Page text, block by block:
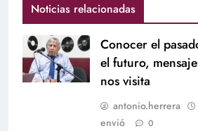
Noticias relacionadas
Conocer el
el futuro,
nos visita
antonio.herrera
envió
0